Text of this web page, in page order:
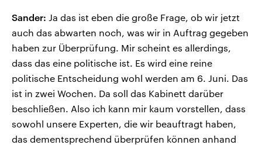
Sander: Ja das ist eben die große Frage, ob wir jetzt
auch das abwarten noch, was wir in Auftrag gegeben
haben zur Überprüfung. Mir scheint es allerdings,
dass das eine politische ist. Es wird eine reine
politische Entscheidung wohl werden am 6. Juni. Das
ist in zwei Wochen. Da soll das Kabinett darüber
beschließen. Also ich kann mir kaum vorstellen, dass
sowohl unsere Experten, die wir beauftragt haben,
das dementsprechend überprüfen können anhand